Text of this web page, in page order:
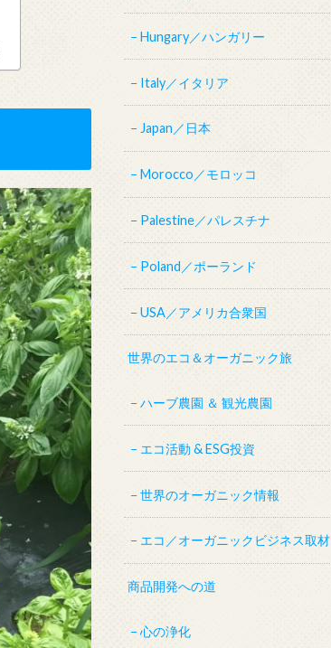
Hungary／ハンガリー
Italy／イタリア
Japan／日本
Morocco／モロッコ
Palestine／パレスチナ
Poland／ポーランド
USA／アメリカ合衆国
世界のエコ＆オーガニック旅
ハーブ農園 ＆ 観光農園
エコ活動 & ESG投資
世界のオーガニック情報
エコ／オーガニックビジネス取材
商品開発への道
心の浄化